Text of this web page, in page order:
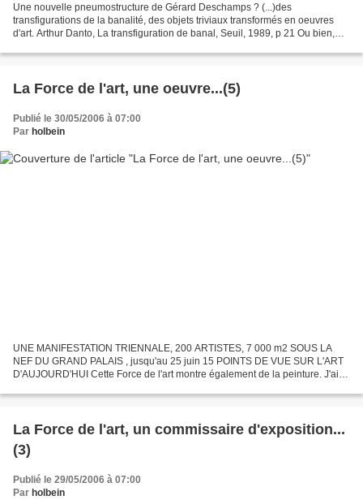
Une nouvelle pneumostructure de Gérard Deschamps ? (...)des
transfigurations de la banalité, des objets triviaux transformés en oeuvres
d'art. Arthur Danto, La transfiguration de banal, Seuil, 1989, p 21 Ou bien,
La Force de l'art, une oeuvre...(5)
Publié le 30/05/2006 à 07:00
Par holbein
UNE MANIFESTATION TRIENNALE, 200 ARTISTES, 7 000 m2 SOUS LA
NEF DU GRAND PALAIS , jusqu'au 25 juin 15 POINTS DE VUE SUR L'ART
D'AUJOURD'HUI Cette Force de l'art montre également de la peinture. J'ai
La Force de l'art, un commissaire d'exposition...
(3)
Publié le 29/05/2006 à 07:00
Par holbein